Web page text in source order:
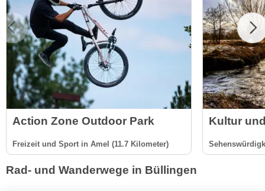
Action Zone Outdoor Park
Freizeit und Sport in Amel (11.7 Kilometer)
Kultur
Rad- und Wanderwege in Büllingen